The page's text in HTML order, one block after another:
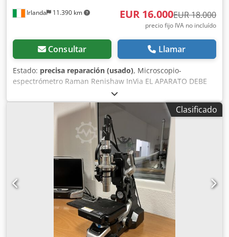
Irlanda 11.390 km EUR 16.000EUR 18.000
precio fijo IVA no incluído
Consultar Llamar
Estado: precisa reparación (usado), Microscopio-
espectrómetro Raman Renishaw InVia EL APARATO DEBE
SER REACONDICIONADO ANTES DE SU PUESTA EN
MARCHA. Incluye: Controlador de etapa codificada MSC20
RL532C50 Fuente láser HPNIR CCD A-9803-0625 1. El
aparato no incluye una licencia de software ni un
ordenador. Vendemos el aparato tal como está. Dsdpfxoym
Dt Ho Al Rock 2. El aparato tiene instalada una fuente láser
HPNIR785 de Renishaw. Desafortunadamente, somos un
vendedor de excedentes y no tenemos la experiencia
necesaria para probar y hacer funcionar esta máquina con
fines de diagnóstico. Nuestra intención es vender el
aparato por piezas y dejar que el comprador lo
reacondicione según sus requisitos. Al aparato le faltan
algunas piezas para que funcione correctamente. Al
aparato le faltan los filtros Raman de Renishaw, como se
Clasificado